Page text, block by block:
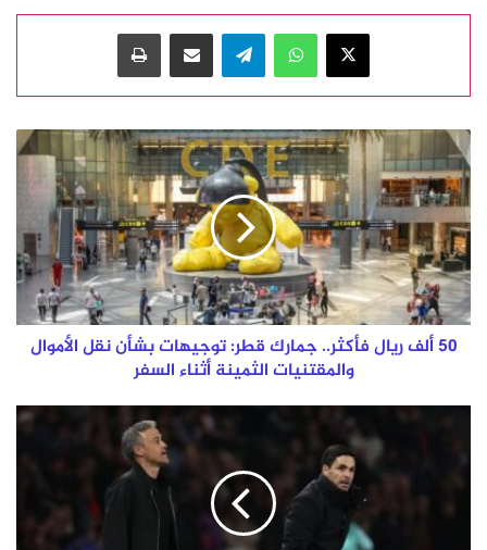
‫X
واتسابتيلقراممشاركة عبر البريد طباعة
50
ألف
ريال
فأكثر..
جمارك
قطر:
توجيهات
بشأن
نقل
الأموال
أثناء
50 ألف ريال فأكثر.. جمارك قطر: توجيهات بشأن نقل الأموال
والمقتنيات الثمينة أثناء السفر
اليوم
أوروبا..